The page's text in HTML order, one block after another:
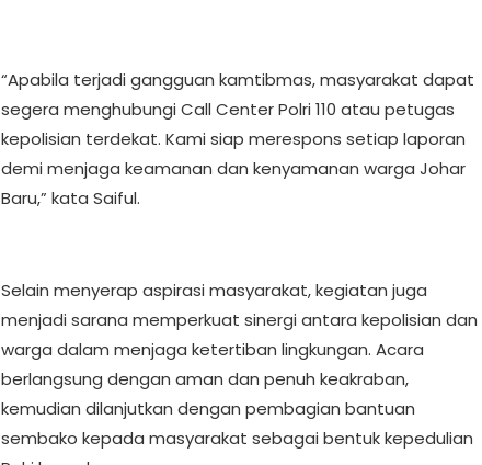
“Apabila terjadi gangguan kamtibmas, masyarakat dapat
segera menghubungi Call Center Polri 110 atau petugas
kepolisian terdekat. Kami siap merespons setiap laporan
demi menjaga keamanan dan kenyamanan warga Johar
Baru,” kata Saiful.
Selain menyerap aspirasi masyarakat, kegiatan juga
menjadi sarana memperkuat sinergi antara kepolisian dan
warga dalam menjaga ketertiban lingkungan. Acara
berlangsung dengan aman dan penuh keakraban,
kemudian dilanjutkan dengan pembagian bantuan
sembako kepada masyarakat sebagai bentuk kepedulian